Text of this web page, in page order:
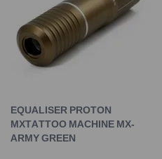
EQUALISER PROTON
MXTATTOO MACHINE MX-
ARMY GREEN